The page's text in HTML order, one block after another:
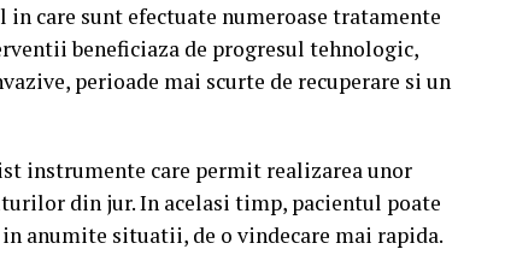
care sunt efectuate numeroase tratamente
beneficiaza de progresul tehnologic,
perioade mai scurte de recuperare si un
instrumente care permit realizarea unor
din jur. In acelasi timp, pacientul poate
anumite situatii, de o vindecare mai rapida.